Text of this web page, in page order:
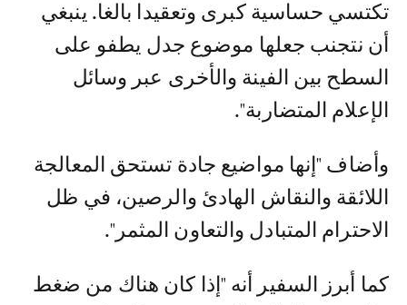
تكتسي حساسية كبرى وتعقيدا بالغا. ينبغي
أن نتجنب جعلها موضوع جدل يطفو على
السطح بين الفينة والأخرى عبر وسائل
الإعلام المتضاربة".
وأضاف "إنها مواضيع جادة تستحق المعالجة
اللائقة والنقاش الهادئ والرصين، في ظل
الاحترام المتبادل والتعاون المثمر".
كما أبرز السفير أنه "إذا كان هناك من ضغط